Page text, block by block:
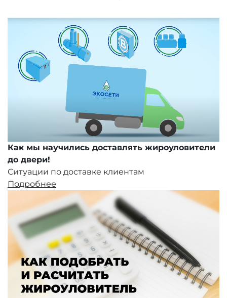
Как мы научились доставлять жироуловители
до двери!
Ситуации по доставке клиентам
Подробнее